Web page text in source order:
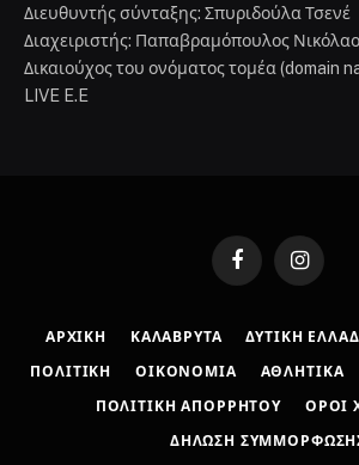
Διευθυντής σύνταξης: Σπυριδούλα Τσενέ
Διαχειριστής: Παπαβραμόπουλος
Δικαιούχος του ονόματος τομέα (domain
LIVE E.E
FacebookInstagram
ΑΡΧΙΚΉ ΚΑΛΆΒΡΥΤΑ ΔΥΤΙΚΉ
ΠΟΛΙΤΙΚΉ ΟΙΚΟΝΟΜΊΑ ΑΘΛΗΤΙΚΆ
ΠΟΛΙΤΙΚΉ ΑΠΟΡΡΉΤΟΥ ΌΡΟΙ
ΔΉΛΩΣΗ